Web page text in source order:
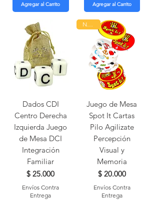
Agregar al Carrito Agregar al Carrito
Dados CDI
Centro Derecha
Izquierda Juego
de Mesa DCI
Integración
Familiar
Precio
$ 25.000
Envíos Contra
Entrega
Nuevo
Juego de Mesa
Spot It Cartas
Pilo Agilizate
Percepción
Visual y
Memoria
Precio
$ 20.000
Envíos Contra
Entrega